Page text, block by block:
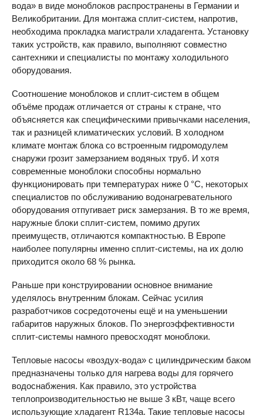
вода» в виде моноблоков распространены в Германии и
Великобритании. Для монтажа сплит-систем, напротив,
необходима прокладка магистрали хладагента. Установку
таких устройств, как правило, выполняют совместно
сантехники и специалисты по монтажу холодильного
оборудования.
Соотношение моноблоков и сплит-систем в общем
объёме продаж отличается от страны к стране, что
объясняется как специфическими привычками населения,
так и разницей климатических условий. В холодном
климате монтаж блока со встроенным гидромодулем
снаружи грозит замерзанием водяных труб. И хотя
современные моноблоки способны нормально
функционировать при температурах ниже 0 °С, некоторых
специалистов по обслуживанию водонагревательного
оборудования отпугивает риск замерзания. В то же время,
наружные блоки сплит-систем, помимо других
преимуществ, отличаются компактностью. В Европе
наиболее популярны именно сплит-системы, на их долю
приходится около 68 % рынка.
Раньше при конструировании основное внимание
уделялось внутренним блокам. Сейчас усилия
разработчиков сосредоточены ещё и на уменьшении
габаритов наружных блоков. По энергоэффективности
сплит-системы намного превосходят моноблоки.
Тепловые насосы «воздух-вода» с цилиндрическим баком
предназначены только для нагрева воды для горячего
водоснабжения. Как правило, это устройства
теплопроизводительностью не выше 3 кВт, чаще всего
использующие хладагент R134a. Такие тепловые насосы